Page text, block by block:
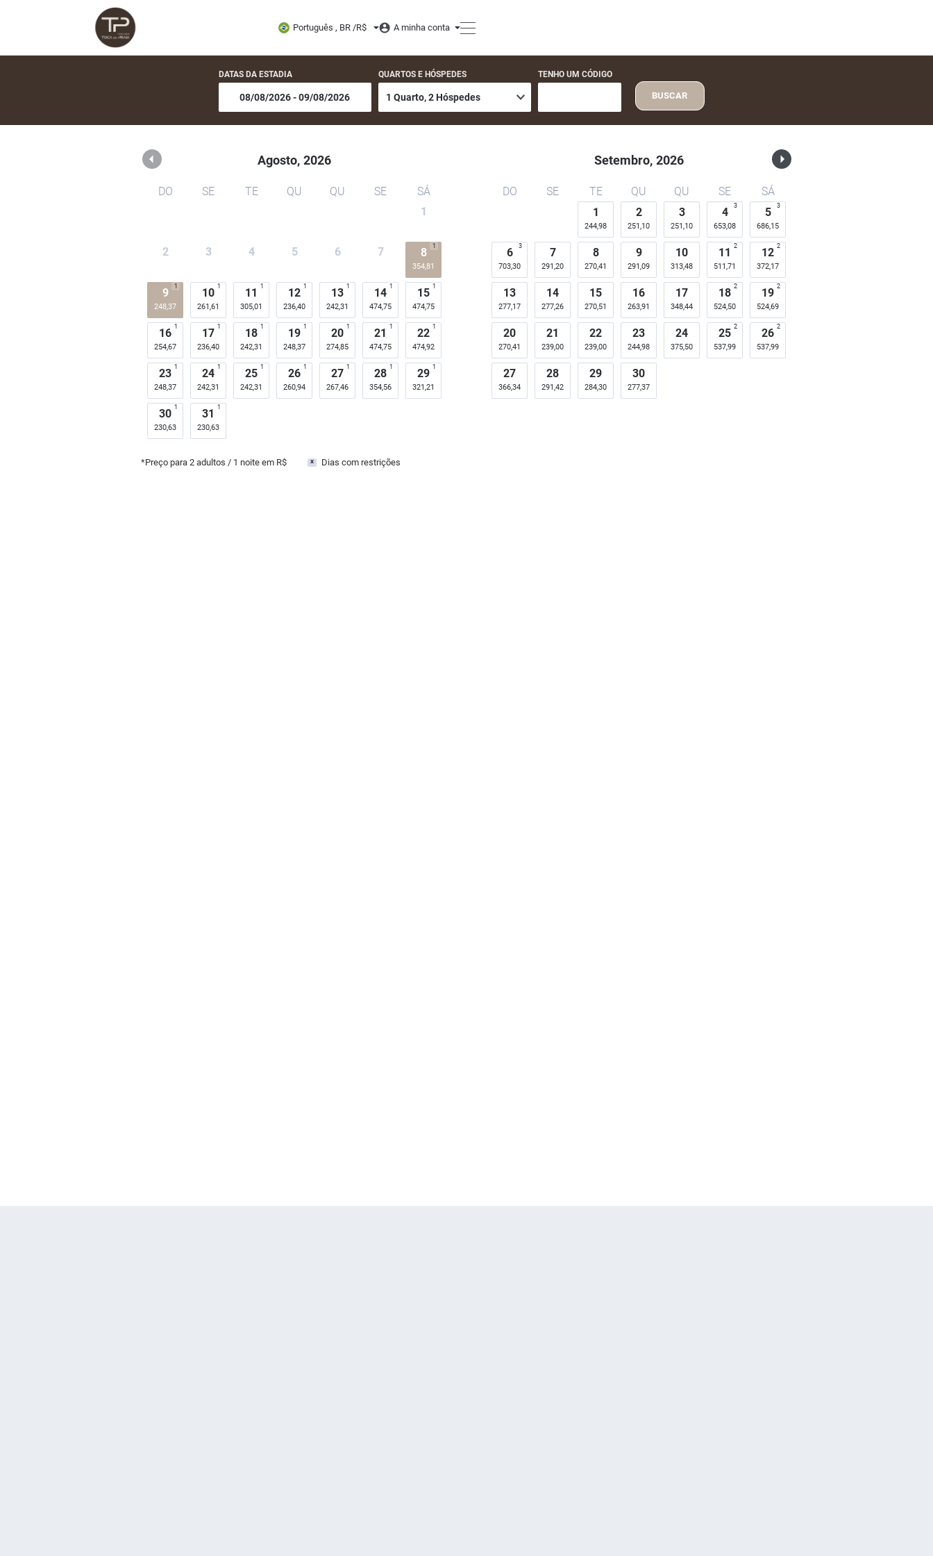
Pousada Toca da Praia Português , BR /R$ A minha conta
DATAS DA ESTADIA QUARTOS E HÓSPEDES TENHO UM CÓDIGO
BUSCAR
Agosto, 2026
DO SE TE QU QU SE
SÁ
1
2 3 4 5 6 7 8
354,81
1
9
248,37
1 10
261,61
1 11
305,01
1 12
236,40
1 13
242,31
1 14
474,75
1 15
474,75
1
16
254,67
1 17
236,40
1 18
242,31
1 19
248,37
1 20
274,85
1 21
474,75
1 22
474,92
1
23
248,37
1 24
242,31
1 25
242,31
1 26
260,94
1 27
267,46
1 28
354,56
1 29
321,21
1
30
230,63
1 31
230,63
1
Setembro, 2026
DO SE TE QU QU SE
SÁ
1
244,98
2
251,10
3
251,10
4
653,08
3 5
686,15
3
6
703,30
3 7
291,20
8
270,41
9
291,09
10
313,48
11
511,71
2 12
372,17
2
13
277,17
14
277,26
15
270,51
16
263,91
17
348,44
18
524,50
2 19
524,69
2
20
270,41
21
239,00
22
239,00
23
244,98
24
375,50
25
537,99
2 26
537,99
2
27
366,34
28
291,42
29
284,30
30
277,37
*Preço para2 adultos / 1 noite em R$ x Dias com restrições